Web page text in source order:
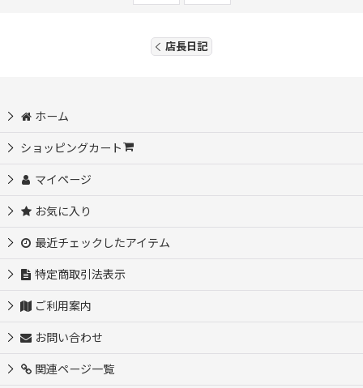
店長日記
ホーム
ショッピングカート
マイページ
お気に入り
最近チェックしたアイテム
特定商取引法表示
ご利用案内
お問い合わせ
関連ページ一覧